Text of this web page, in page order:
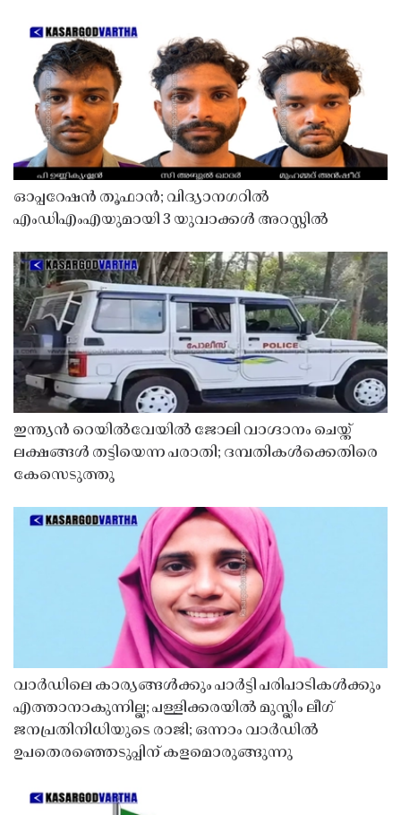
ഓപ്പറേഷൻ തൂഫാൻ; വിദ്യാനഗറിൽ
എംഡിഎംഎയുമായി 3 യുവാക്കൾ അറസ്റ്റിൽ
ഇന്ത്യൻ റെയിൽവേയിൽ ജോലി വാഗ്ദാനം ചെയ്ത്
ലക്ഷങ്ങൾ തട്ടിയെന്ന പരാതി; ദമ്പതികൾക്കെതിരെ
കേസെടുത്തു
വാർഡിലെ കാര്യങ്ങൾക്കും പാർട്ടി പരിപാടികൾക്കും
എത്താനാകുന്നില്ല; പള്ളിക്കരയിൽ മുസ്ലിം ലീഗ്
ജനപ്രതിനിധിയുടെ രാജി; ഒന്നാം വാർഡിൽ
ഉപതെരഞ്ഞെടുപ്പിന് കളമൊരുങ്ങുന്നു